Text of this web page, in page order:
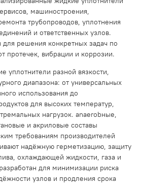
машиностроения,
трубопроводов, уплотнения
и ответственных узлов.
решения конкретных задач по
протечек, вибрации и коррозии.
уплотнители разной вязкости,
диапазона: от универсальных
использования до
для высоких температур,
нагрузок. anaerobные,
и акриловые составы
требованиям производителей
надёжную герметизацию, защиту
охлаждающей жидкости, газа и
для минимизации риска
узлов и продления срока